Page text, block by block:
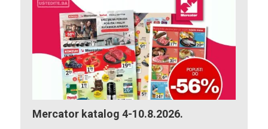
Mercator katalog 4-10.8.2026.